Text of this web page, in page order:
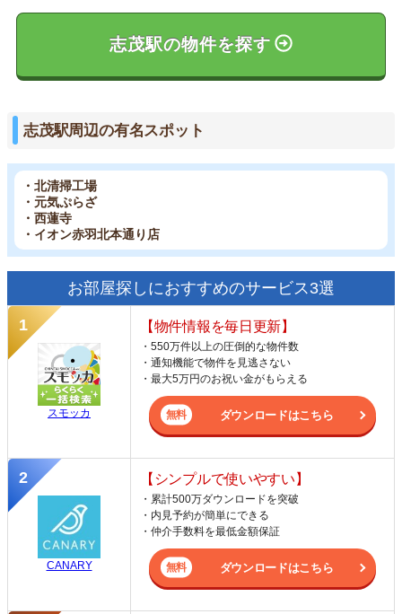
志茂駅の物件を探す
志茂駅周辺の有名スポット
・北清掃工場
・元気ぷらざ
・西蓮寺
・イオン赤羽北本通り店
お部屋探しにおすすめのサービス3選
スモッカ
【物件情報を毎日更新】
・550万件以上の圧倒的な物件数
・通知機能で物件を見逃さない
・最大5万円のお祝い金がもらえる
ダウンロードはこちら
CANARY
【シンプルで使いやすい】
・累計500万ダウンロードを突破
・内見予約が簡単にできる
・仲介手数料を最低金額保証
ダウンロードはこちら